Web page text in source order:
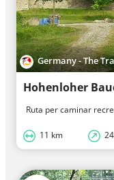
Germany - The
Ruta per caminar
11 km